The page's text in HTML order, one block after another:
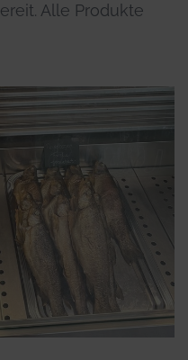
Alle Produkte